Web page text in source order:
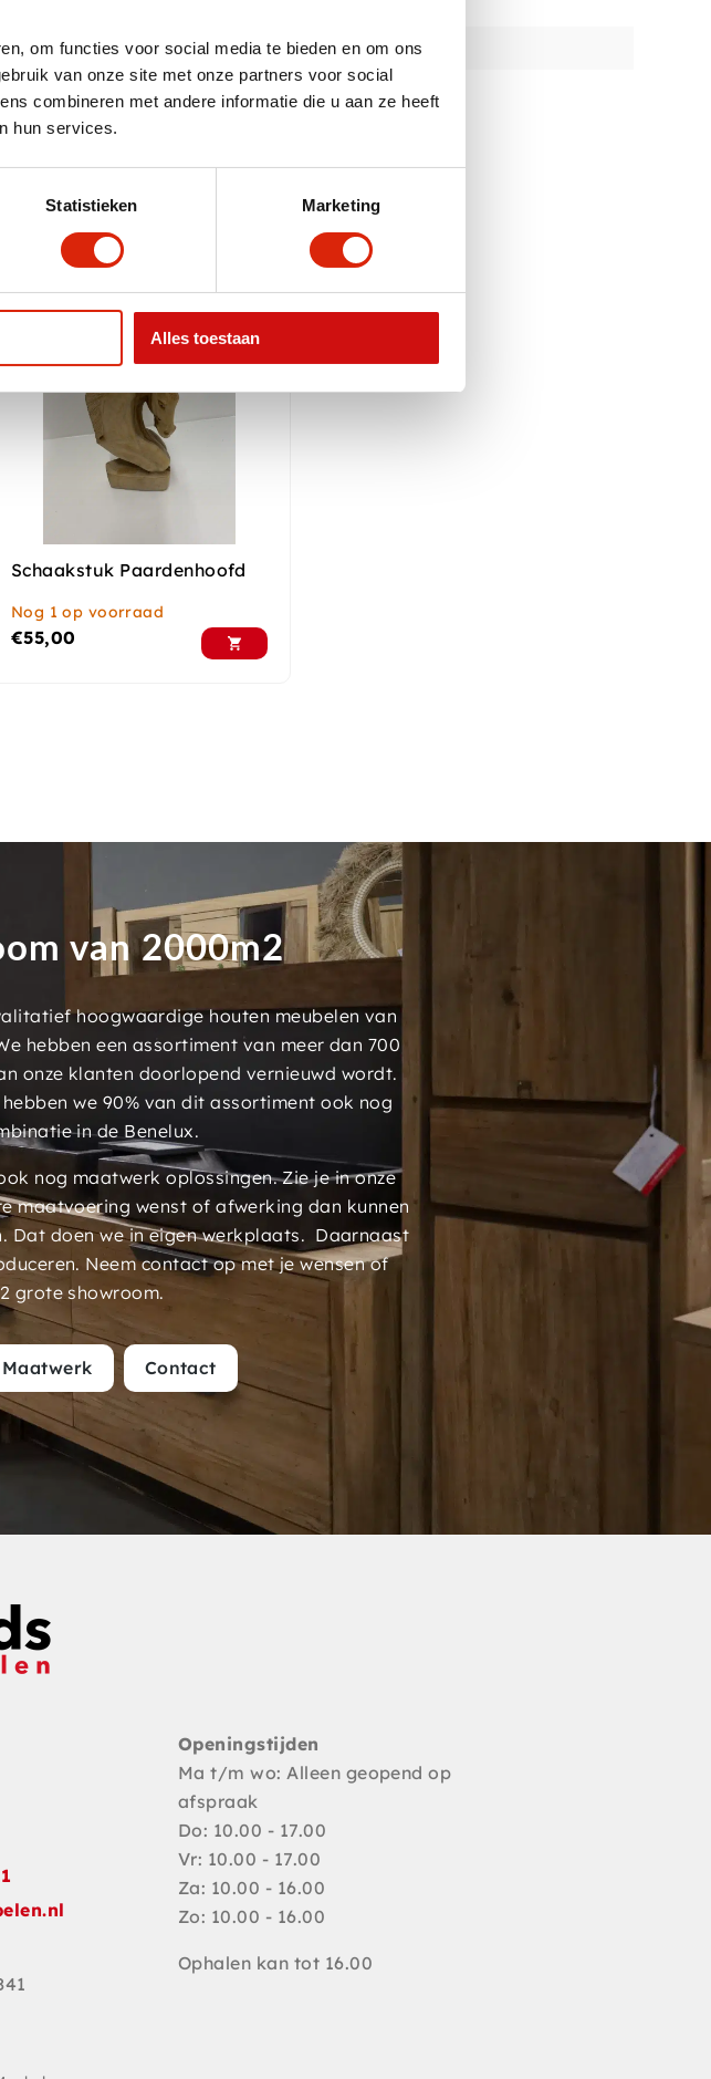
om functies voor social media te bieden en om ons
van onze site met onze partners voor social
combineren met andere informatie die u aan ze heeft
hun services.
Statistieken Marketing
Alles toestaan
100 cm
Schaakstuk Paardenhoofd
Nog 1 op voorraad
€55,00
van 2000m2
hoogwaardige houten meubelen van
hebben een assortiment van meer dan 700
onze klanten doorlopend vernieuwd wordt.
we 90% van dit assortiment ook nog
in de Benelux.
nog maatwerk oplossingen. Zie je in onze
maatvoering wenst of afwerking dan kunnen
Dat doen we in eigen werkplaats. Daarnaast
Neem contact op met je wensen of
grote showroom.
Maatwerk Contact
Openingstijden
Ma t/m wo: Alleen geopend op
afspraak
Do: 10.00 - 17.00
Vr: 10.00 - 17.00
Za: 10.00 - 16.00
Zo: 10.00 - 16.00
Ophalen kan tot 16.00